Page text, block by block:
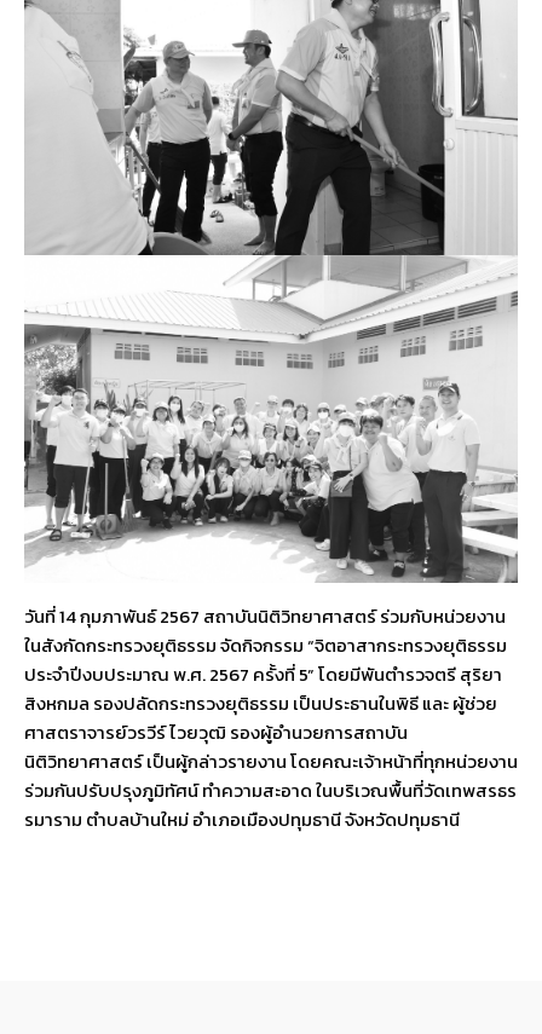
วันที่ 14 กุมภาพันธ์ 2567 สถาบันนิติวิทยาศาสตร์ ร่วมกับหน่วยงาน
ในสังกัดกระทรวงยุติธรรม จัดกิจกรรม “จิตอาสากระทรวงยุติธรรม
ประจำปีงบประมาณ พ.ศ. 2567 ครั้งที่ 5” โดยมีพันตำรวจตรี สุริยา
สิงหกมล รองปลัดกระทรวงยุติธรรม เป็นประธานในพิธี และ ผู้ช่วย
ศาสตราจารย์วรวีร์ ไวยวุฒิ รองผู้อำนวยการสถาบัน
นิติวิทยาศาสตร์ เป็นผู้กล่าวรายงาน โดยคณะเจ้าหน้าที่ทุกหน่วยงาน
ร่วมกันปรับปรุงภูมิทัศน์ ทำความสะอาด ในบริเวณพื้นที่วัดเทพสรธร
รมาราม ตำบลบ้านใหม่ อำเภอเมืองปทุมธานี จังหวัดปทุมธานี